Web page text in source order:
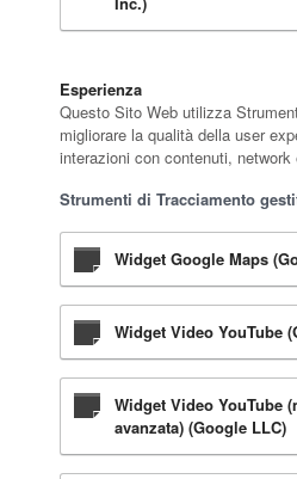
Esperienza
Questo Sito Web utilizza
migliorare la qualità della user
interazioni con contenuti,
Strumenti di Tracciamento
Widget Google Maps
Widget Video YouTube
Widget Video YouTube
avanzata) (Google LLC)